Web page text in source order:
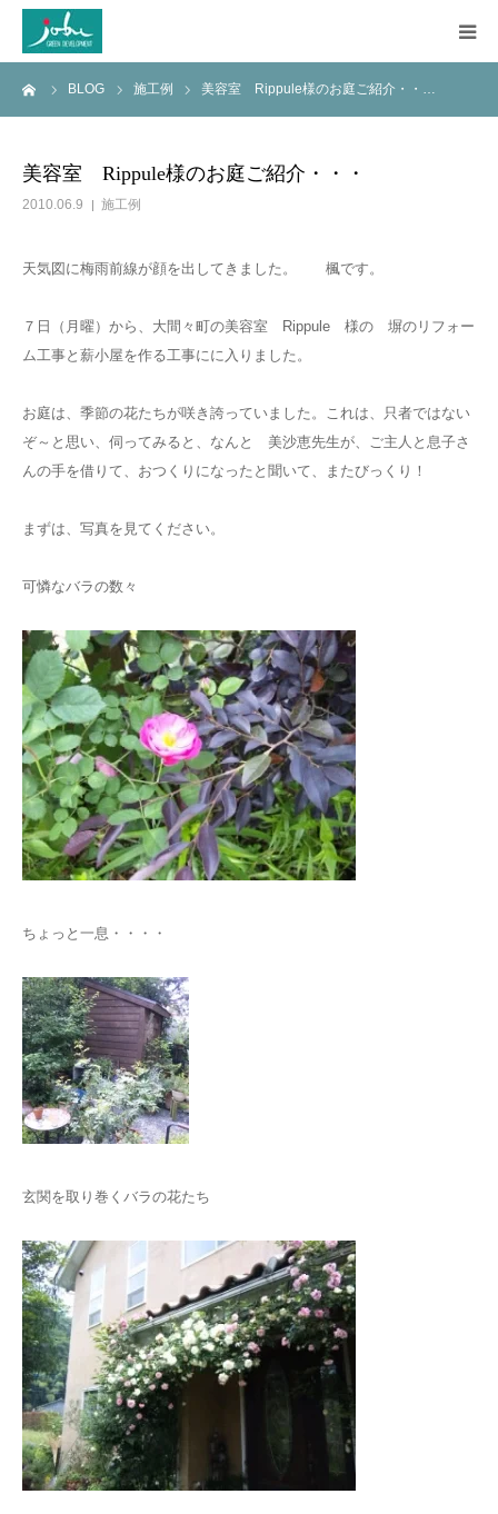
BLOG 施工例 美容室 Rippule様のお庭ご紹介・・…
美容室 Rippule様のお庭ご紹介・・・
2010.06.9 施工例
天気図に梅雨前線が顔を出してきました。 楓です。
７日（月曜）から、大間々町の美容室 Rippule 様の 塀のリフォー
ム工事と薪小屋を作る工事にに入りました。
お庭は、季節の花たちが咲き誇っていました。これは、只者ではない
ぞ～と思い、伺ってみると、なんと 美沙恵先生が、ご主人と息子さ
んの手を借りて、おつくりになったと聞いて、またびっくり！
まずは、写真を見てください。
可憐なバラの数々
ちょっと一息・・・・
玄関を取り巻くバラの花たち
HOME
Q&A
BLOG
CONTACT US